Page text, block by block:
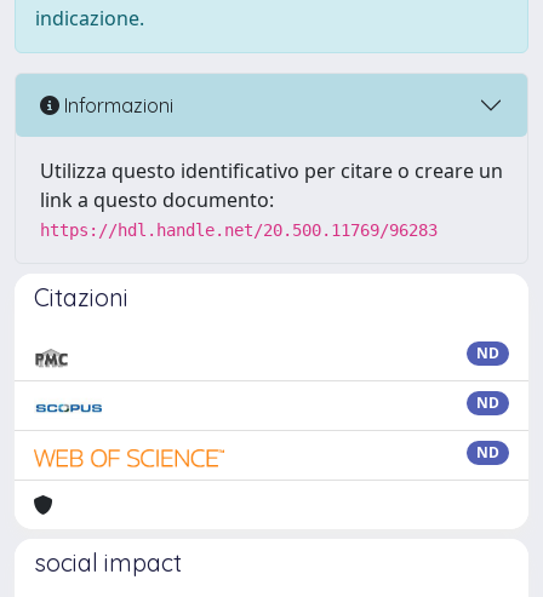
indicazione.
Informazioni
Utilizza questo identificativo per citare o creare un
link a questo documento:
https://hdl.handle.net/20.500.11769/96283
Citazioni
ND
ND
ND
social impact